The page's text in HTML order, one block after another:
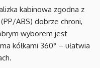
kabinowa zgodna z
ABS) dobrze chroni,
wyborem jest
kółkami 360° – ułatwia